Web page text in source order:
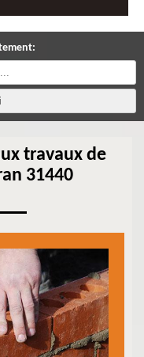
travaux de
31440